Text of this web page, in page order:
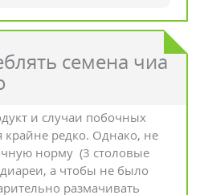
семена чиа
и случаи побочных
крайне редко. Однако, не
норму (3 столовые
а чтобы не было
размачивать